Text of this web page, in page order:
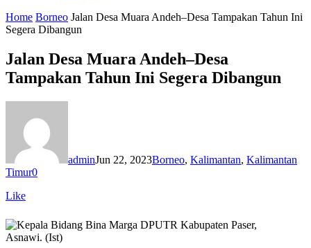
Home Borneo Jalan Desa Muara Andeh–Desa Tampakan Tahun Ini
Segera Dibangun
Jalan Desa Muara Andeh–Desa
Tampakan Tahun Ini Segera Dibangun
adminJun 22, 2023Borneo, Kalimantan, Kalimantan
Timur0
Like